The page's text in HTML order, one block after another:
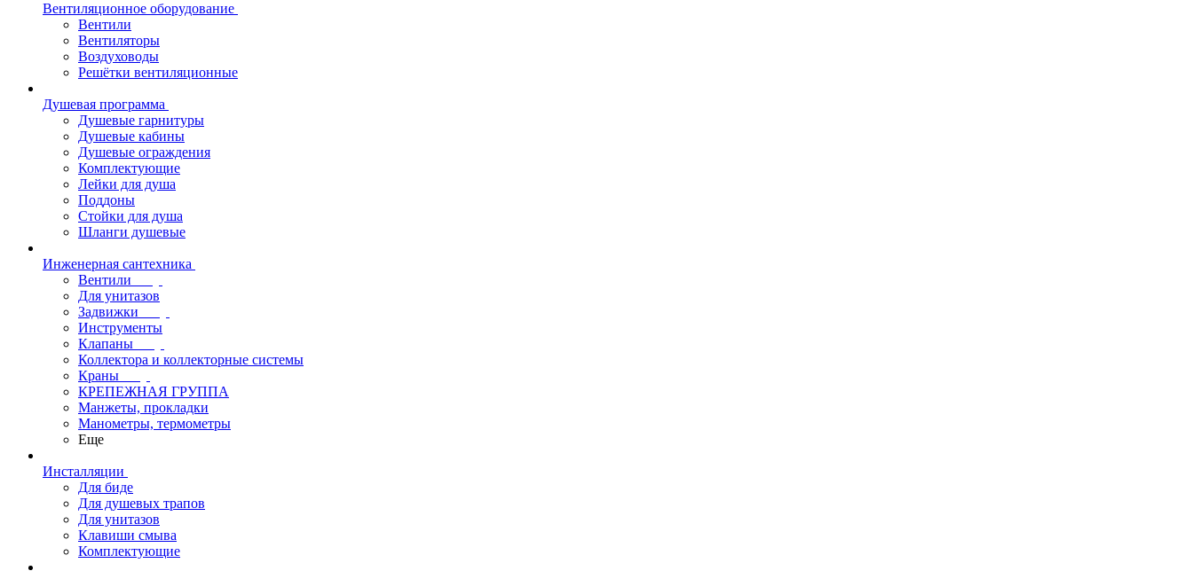
Вентиляционное оборудование
Вентили
Вентиляторы
Воздуховоды
Решётки вентиляционные
Душевая программа
Душевые гарнитуры
Душевые кабины
Душевые ограждения
Комплектующие
Лейки для душа
Поддоны
Стойки для душа
Шланги душевые
Инженерная сантехника
Вентили
Для унитазов
Задвижки
Инструменты
Клапаны
Коллектора и коллекторные системы
Краны
КРЕПЕЖНАЯ ГРУППА
Манжеты, прокладки
Манометры, термометры
Еще
Инсталляции
Для биде
Для душевых трапов
Для унитазов
Клавиши смыва
Комплектующие